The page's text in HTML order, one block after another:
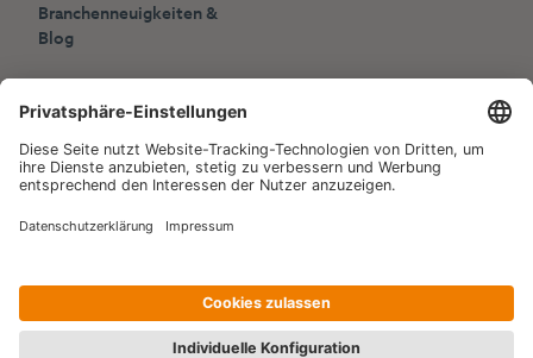
Branchenneuigkeiten &
Blog
Veranstaltungen
Copyright © 2006-2026 Hotelpartner Management AG |